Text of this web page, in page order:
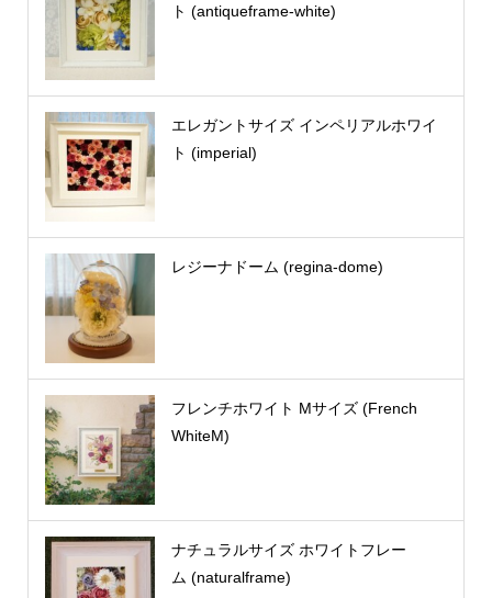
ト (antiqueframe-white)
エレガントサイズ インペリアルホワイ
ト (imperial)
レジーナドーム (regina-dome)
フレンチホワイト Mサイズ (French
WhiteM)
ナチュラルサイズ ホワイトフレー
ム (naturalframe)